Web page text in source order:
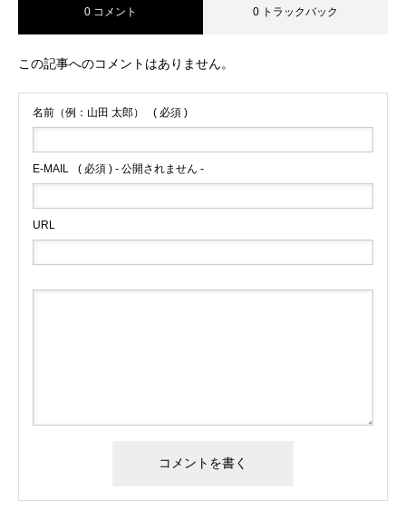
0 コメント 0 トラックバック
この記事へのコメントはありません。
名前（例：山田 太郎） ( 必須 )
E-MAIL ( 必須 ) - 公開されません -
URL